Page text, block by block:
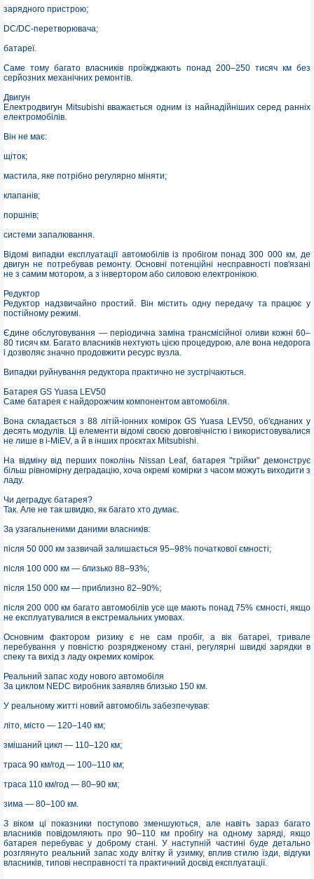
зарядного пристрою;
DC/DC-перетворювача;
батареї.
Саме тому багато власників проїжджають понад 200–250 тисяч км без
серйозних механічних ремонтів.
Двигун
Електродвигун Mitsubishi вважається одним із найнадійніших серед ранніх
електромобілів.
Він не має:
щіток;
мастила, яке потрібно регулярно міняти;
клапанів;
поршнів;
системи запалювання.
Відомі випадки експлуатації автомобілів із пробігом понад 300 000 км, де
двигун не потребував ремонту. Основні потенційні несправності пов'язані
не з самим мотором, а з інвертором або силовою електронікою.
Редуктор
Редуктор надзвичайно простий. Він містить одну передачу та працює у
постійному режимі.
Єдине обслуговування — періодична заміна трансмісійної оливи кожні 60–
80 тисяч км. Багато власників нехтують цією процедурою, але вона недорога
і дозволяє значно продовжити ресурс вузла.
Випадки руйнування редуктора практично не зустрічаються.
Батарея GS Yuasa LEV50
Саме батарея є найдорожчим компонентом автомобіля.
Вона складається з 88 літій-іонних комірок GS Yuasa LEV50, об'єднаних у
десять модулів. Ці елементи відомі своєю довговічністю і використовувалися
не лише в i-MiEV, а й в інших проєктах Mitsubishi.
На відміну від перших поколінь Nissan Leaf, батарея "трійки" демонструє
більш рівномірну деградацію, хоча окремі комірки з часом можуть виходити з
ладу.
Чи деградує батарея?
Так. Але не так швидко, як багато хто думає.
За узагальненими даними власників:
після 50 000 км зазвичай залишається 95–98% початкової ємності;
після 100 000 км — близько 88–93%;
після 150 000 км — приблизно 82–90%;
після 200 000 км багато автомобілів усе ще мають понад 75% ємності, якщо
не експлуатувалися в екстремальних умовах.
Основним фактором ризику є не сам пробіг, а вік батареї, тривале
перебування у повністю розрядженому стані, регулярні швидкі зарядки в
спеку та вихід з ладу окремих комірок.
Реальний запас ходу нового автомобіля
За циклом NEDC виробник заявляв близько 150 км.
У реальному житті новий автомобіль забезпечував:
літо, місто — 120–140 км;
змішаний цикл — 110–120 км;
траса 90 км/год — 100–110 км;
траса 110 км/год — 80–90 км;
зима — 80–100 км.
З віком ці показники поступово зменшуються, але навіть зараз багато
власників повідомляють про 90–110 км пробігу на одному заряді, якщо
батарея перебуває у доброму стані. У наступній частині буде детально
розглянуто реальний запас ходу влітку й узимку, вплив стилю їзди, відгуки
власників, типові несправності та практичний досвід експлуатації.